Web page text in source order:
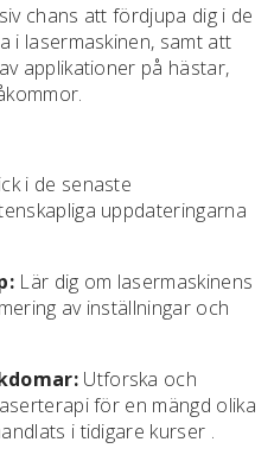
chans att fördjupa dig i de
i lasermaskinen, samt att
applikationer på hästar,
i de senaste
uppdateringarna
Lär dig om lasermaskinens
av inställningar och
Utforska och
för en mängd olika
i tidigare kurser .